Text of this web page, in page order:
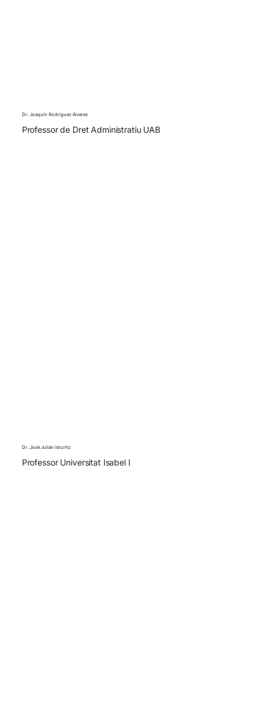
Dr. Joaquín Rodríguez Álvarez
Professor de Dret Administratiu UAB
Dr. José Julián Isturitz
Professor Universitat Isabel I